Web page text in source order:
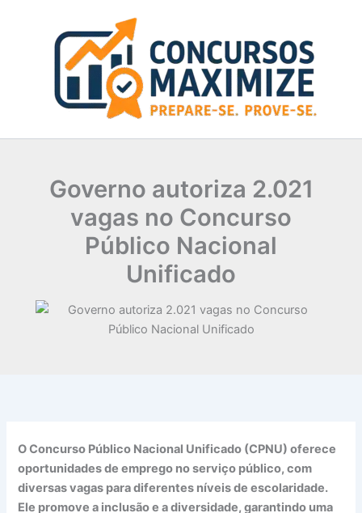
Governo autoriza 2.021
vagas no Concurso
Público Nacional
Unificado
O Concurso Público Nacional Unificado (CPNU) oferece
oportunidades de emprego no serviço público, com
diversas vagas para diferentes níveis de escolaridade.
Ele promove a inclusão e a diversidade, garantindo uma